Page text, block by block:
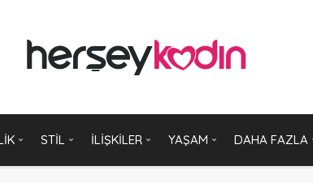
STIL İLIŞKILER YAŞAM DAHA FAZLA